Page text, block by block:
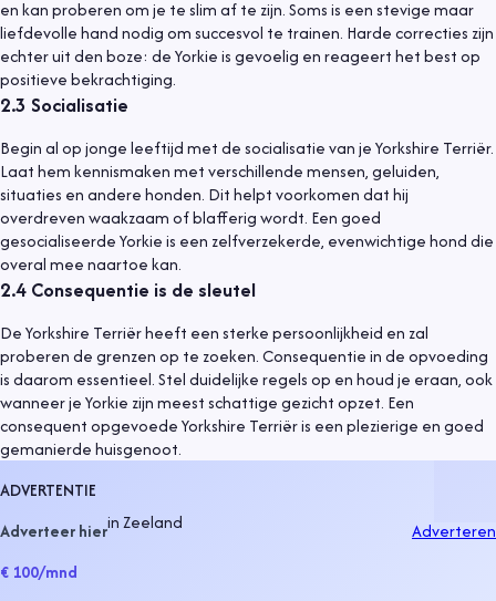
en kan proberen om je te slim af te zijn. Soms is een stevige maar
liefdevolle hand nodig om succesvol te trainen. Harde correcties zijn
echter uit den boze: de Yorkie is gevoelig en reageert het best op
positieve bekrachtiging.
2.3 Socialisatie
Begin al op jonge leeftijd met de socialisatie van je Yorkshire Terriër.
Laat hem kennismaken met verschillende mensen, geluiden,
situaties en andere honden. Dit helpt voorkomen dat hij
overdreven waakzaam of blafferig wordt. Een goed
gesocialiseerde Yorkie is een zelfverzekerde, evenwichtige hond die
overal mee naartoe kan.
2.4 Consequentie is de sleutel
De Yorkshire Terriër heeft een sterke persoonlijkheid en zal
proberen de grenzen op te zoeken. Consequentie in de opvoeding
is daarom essentieel. Stel duidelijke regels op en houd je eraan, ook
wanneer je Yorkie zijn meest schattige gezicht opzet. Een
consequent opgevoede Yorkshire Terriër is een plezierige en goed
gemanierde huisgenoot.
ADVERTENTIE
Adverteer hierinZeeland
€ 100/mnd
Adverteren